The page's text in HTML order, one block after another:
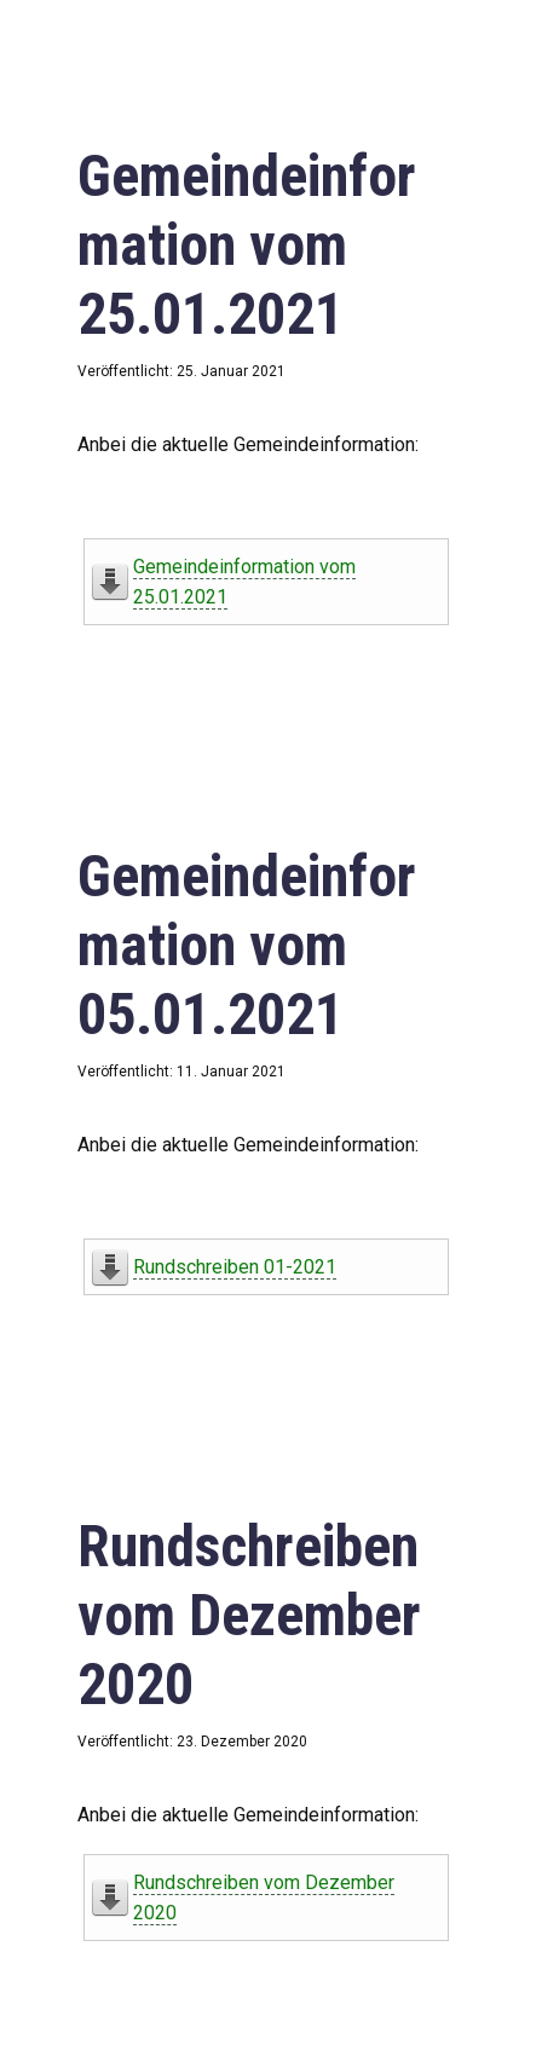
Gemeindeinfor
mation vom
25.01.2021
Veröffentlicht: 25. Januar 2021
Anbei die aktuelle Gemeindeinformation:
Gemeindeinformation vom
25.01.2021
Gemeindeinfor
mation vom
05.01.2021
Veröffentlicht: 11. Januar 2021
Anbei die aktuelle Gemeindeinformation:
Rundschreiben 01-2021
Rundschreiben
vom Dezember
2020
Veröffentlicht: 23. Dezember 2020
Anbei die aktuelle Gemeindeinformation:
Rundschreiben vom Dezember
2020